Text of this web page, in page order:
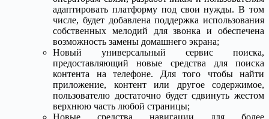
адаптировать платформу под свои нужды. В том
числе, будет добавлена поддержка использования
собственных мелодий для звонка и обеспечена
возможность замены домашнего экрана;
Новый универсальный сервис поиска,
предоставляющий новые средства для поиска
контента на телефоне. Для того чтобы найти
приложение, контент или другое содержимое,
пользователю достаточно будет сдвинуть жестом
верхнюю часть любой страницы;
Новые средства навигации для более